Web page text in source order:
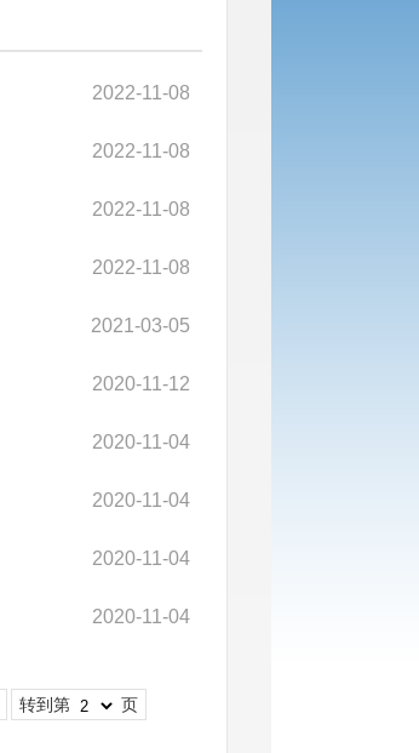
2022-11-08
2022-11-08
2022-11-08
2022-11-08
2021-03-05
2020-11-12
2020-11-04
2020-11-04
2020-11-04
2020-11-04
转到第 页